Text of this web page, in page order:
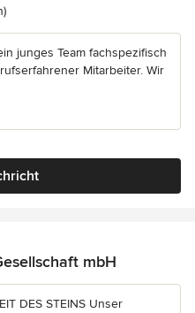
von 5 Sternen
junges Team fachspezifisch
Mitarbeiter. Wir
mbH
DES STEINS Unser